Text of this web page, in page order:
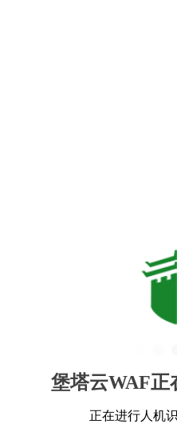
堡塔云WAF正
正在进行人机